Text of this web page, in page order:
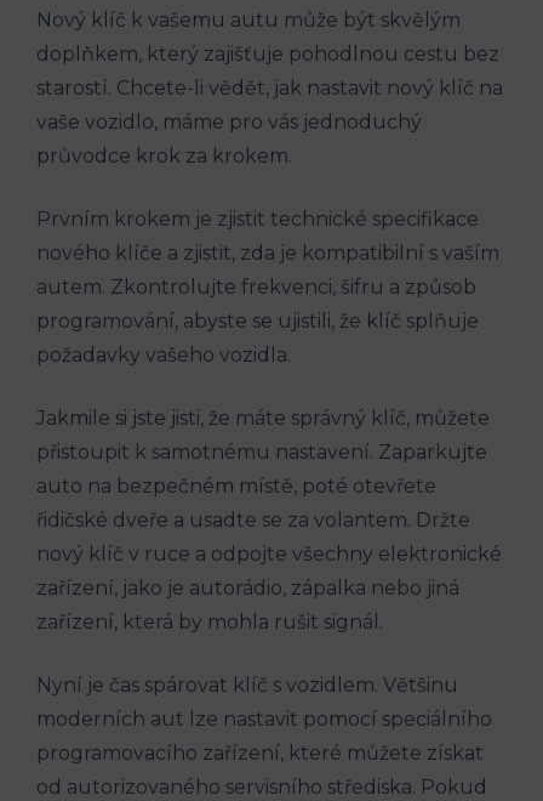
Nový klíč ⁣k vašemu ‌autu může být skvělým
doplňkem, který⁢ zajišťuje pohodlnou cestu bez
starostí. Chcete-li vědět,​ jak nastavit nový klíč na‌
vaše vozidlo, máme pro vás jednoduchý
průvodce krok za krokem.
Prvním‍ krokem je​ zjistit technické specifikace
nového klíče a zjistit, zda je kompatibilní‍ s vaším
autem.⁣ Zkontrolujte frekvenci, šifru a způsob⁢
programování, abyste se ujistili, že ⁣klíč splňuje
požadavky ⁤vašeho vozidla.
Jakmile si jste jisti, že⁣ máte⁤ správný⁢ klíč, můžete
přistoupit k samotnému nastavení.​ Zaparkujte
auto ‍na⁤ bezpečném místě, poté otevřete
řidičské dveře a usadte‌ se za volantem. Držte
nový klíč v‍ ruce a odpojte všechny elektronické
zařízení, jako je autorádio, zápalka nebo jiná​
zařízení, která⁣ by ⁤mohla rušit signál.
Nyní je ⁤čas spárovat klíč s vozidlem. Většinu
moderních⁣ aut lze nastavit pomocí speciálního
programovacího zařízení, které​ můžete získat
od autorizovaného servisního střediska. Pokud